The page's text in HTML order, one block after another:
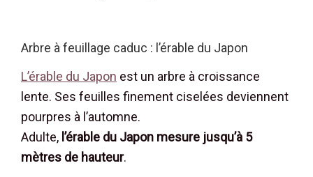
Arbre à feuillage caduc : l’érable du Japon
L’érable du Japon est un arbre à croissance
lente. Ses feuilles finement ciselées deviennent
pourpres à l’automne.
Adulte, l’érable du Japon mesure jusqu’à 5
mètres de hauteur.